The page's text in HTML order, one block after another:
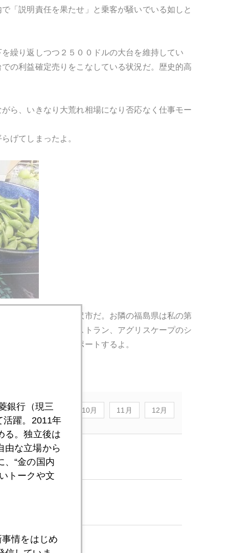
「説明責任を果たせ」と乗客が騒いでいる如しと
繰り返しつつ２５００ドルの大台を維持してい
の利益確定売りをこなしている状況だ。歴史的高
ら、いきなり大荒れ相場になり否応なく仕事モー
げてしまったよ。
てゆくところが米沢市だ。お隣の福島県は私の第
者ご贔屓の農園レストラン、アグリスケープのシ
ら現地米沢からレポートするよ。
8月 9月 10月 11月 12月
銀行（現三
活躍。2011年
る。独立後は
由な立場から
、“金の国内
トークや文
情をはじめ